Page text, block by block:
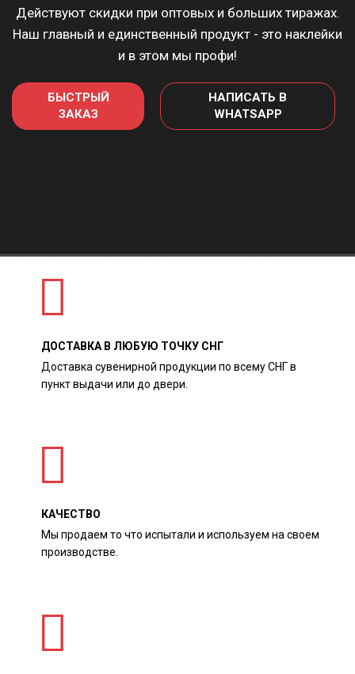
Действуют скидки при оптовых и больших тиражах.
Наш главный и единственный продукт - это наклейки
и в этом мы профи!
БЫСТРЫЙ
ЗАКАЗ
НАПИСАТЬ В
WHATSAPP
ДОСТАВКА В ЛЮБУЮ ТОЧКУ СНГ
Доставка сувенирной продукции по всему СНГ в
пункт выдачи или до двери.
КАЧЕСТВО
Мы продаем то что испытали и используем на своем
производстве.